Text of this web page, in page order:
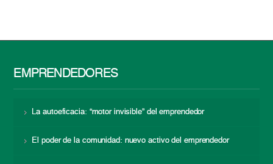
EMPRENDEDORES
La autoeficacia: “motor invisible” del emprendedor
El poder de la comunidad: nuevo activo del emprendedor